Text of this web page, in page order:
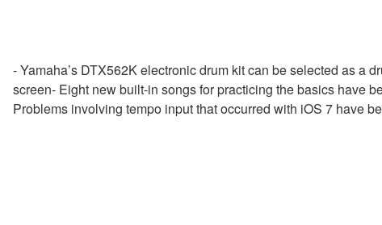
- Yamaha’s DTX562K electronic drum kit can be selected as a
screen- Eight new built-in songs for practicing the basics have
Problems involving tempo input that occurred with iOS 7 have